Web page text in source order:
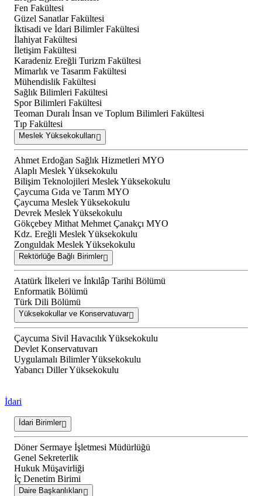
Fen Fakültesi
Güzel Sanatlar Fakültesi
İktisadi ve İdari Bilimler Fakültesi
İlahiyat Fakültesi
İletişim Fakültesi
Karadeniz Ereğli Turizm Fakültesi
Mimarlık ve Tasarım Fakültesi
Mühendislik Fakültesi
Sağlık Bilimleri Fakültesi
Spor Bilimleri Fakültesi
Teoman Duralı İnsan ve Toplum Bilimleri Fakültesi
Tıp Fakültesi
Meslek Yüksekokulları
Ahmet Erdoğan Sağlık Hizmetleri MYO
Alaplı Meslek Yüksekokulu
Bilişim Teknolojileri Meslek Yüksekokulu
Çaycuma Gıda ve Tarım MYO
Çaycuma Meslek Yüksekokulu
Devrek Meslek Yüksekokulu
Gökçebey Mithat Mehmet Çanakçı MYO
Kdz. Ereğli Meslek Yüksekokulu
Zonguldak Meslek Yüksekokulu
Rektörlüğe Bağlı Birimler
Atatürk İlkeleri ve İnkılâp Tarihi Bölümü
Enformatik Bölümü
Türk Dili Bölümü
Yüksekokullar ve Konservatuvar
Çaycuma Sivil Havacılık Yüksekokulu
Devlet Konservatuvarı
Uygulamalı Bilimler Yüksekokulu
Yabancı Diller Yüksekokulu
İdari
İdari Birimler
Döner Sermaye İşletmesi Müdürlüğü
Genel Sekreterlik
Hukuk Müşavirliği
İç Denetim Birimi
Daire Başkanlıkları